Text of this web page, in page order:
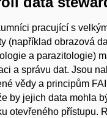
pracující s
(například obrazová
a parazitologie)
a správu dat. Jsou
vědy a principům
by jejich data mohla
otevřeného přístupu.